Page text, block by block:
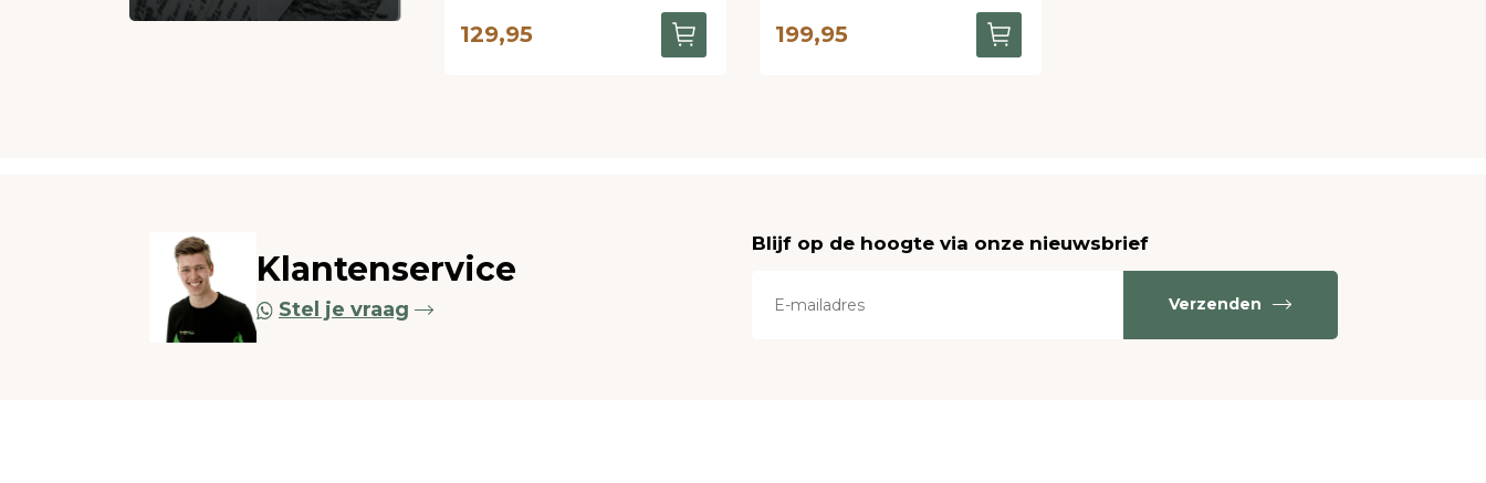
129,95 199,95
Klantenservice
Stel je vraag
Blijf op de hoogte via onze nieuwsbrief
Verzenden